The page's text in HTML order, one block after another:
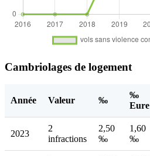
Cambriolages de logement
Année Valeur ‰
‰
Eure
2023
2
infractions
2,50
‰
1,60
‰